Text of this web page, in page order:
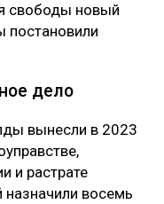
свободы новый
постановили
дело
вынесли в 2023
и растрате
восемь